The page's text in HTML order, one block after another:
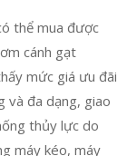
thể mua được
cánh gạt
mức giá ưu đãi
và đa dạng, giao
thủy lực do
máy kéo, máy